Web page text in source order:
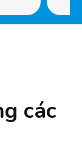
các